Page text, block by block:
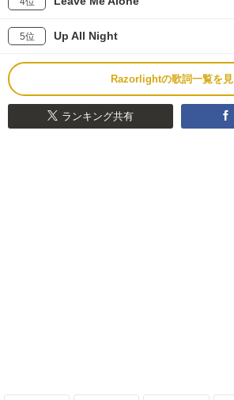
5位 Up All Night
Razorlightの歌詞一覧を
ランキング共有